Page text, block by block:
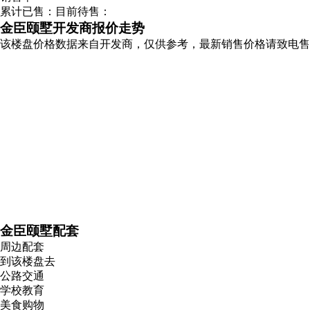
累计已售： 目前待售：
金臣颐墅开发商报价走势
该楼盘价格数据来自开发商，仅供参考，最新销售价格请致电
金臣颐墅配套
周边配套
到该楼盘去
公路交通
学校教育
美食购物